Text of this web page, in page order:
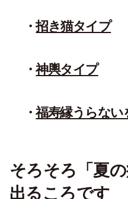
招き猫タイプ
神輿タイプ
福寿縁うらない
そろそろ「夏
出るころです